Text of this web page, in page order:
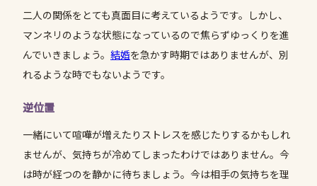
二人の関係をとても真面目に考えているようです。しかし、
マンネリのような状態になっているので焦らずゆっくりを進
んでいきましょう。 結婚を急かす時期ではありませんが、別
れるような時でもないようです。
逆位置
一緒にいて喧嘩が増えたりストレスを感じたりするかもしれ
ませんが、気持ちが冷めてしまったわけではありません。今
は時が経つのを静かに待ちましょう。今は相手の気持ちを理